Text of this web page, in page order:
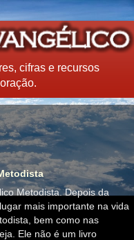
cifras e recursos
Metodista. Depois da
mais importante na vida
bem como nas
Ele não é um livro